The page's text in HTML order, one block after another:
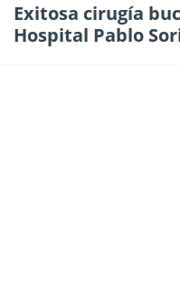
Exitosa cirugía
Hospital Pablo